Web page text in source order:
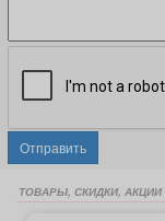
Отправить
ТОВАРЫ, СКИДКИ, АКЦИИ